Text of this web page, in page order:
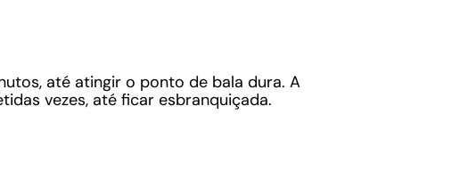
até atingir o ponto de bala dura. A
vezes, até ficar esbranquiçada.